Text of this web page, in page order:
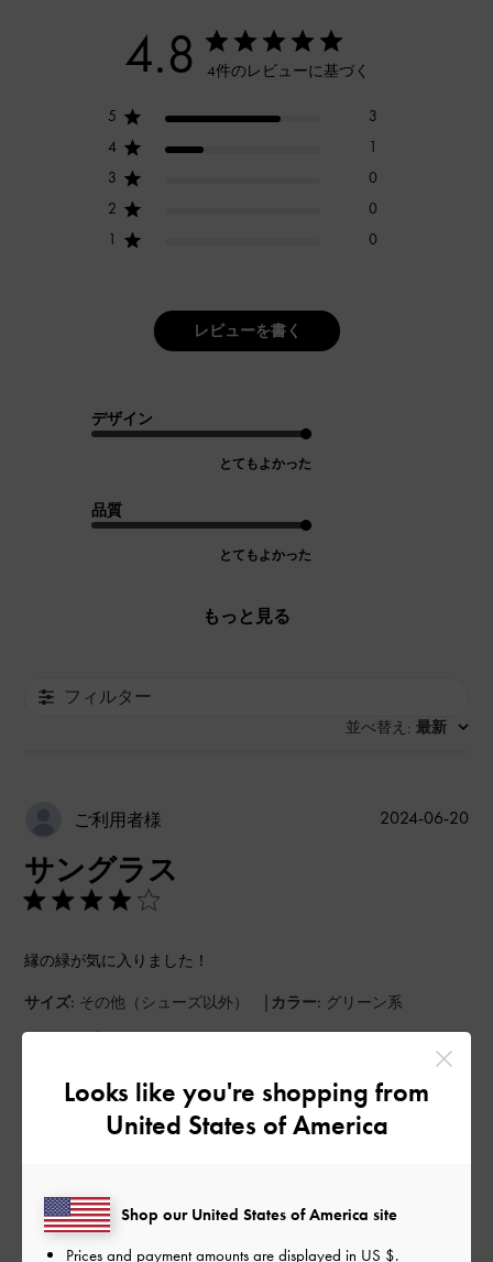
4.8 4件のレビューに基づく
5
3
4
1
3
0
2
0
1
0
レビューを書く
デザイン
とてもよかった
品質
とてもよかった
もっと見る
フィルター
並べ替え : 最新
ご利用者様
サングラス
縁の緑が気に入りました！
サイズ: その他（シューズ以外） | カラー: グリーン系
デザイン
よかった
もっと見る
公
2024-06-20
Looks like you're shopping from
United States of America
Shop our United States of America site
Prices and payment amounts are displayed in US $.